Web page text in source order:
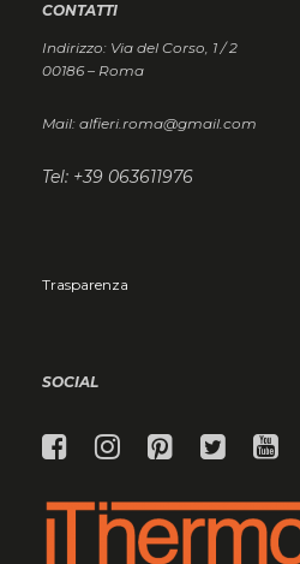
CONTATTI
Indirizzo: Via del Corso, 1 / 2
00186 – Roma
Mail: alfieri.roma@gmail.com
Tel: +39 063611976
Trasparenza
SOCIAL